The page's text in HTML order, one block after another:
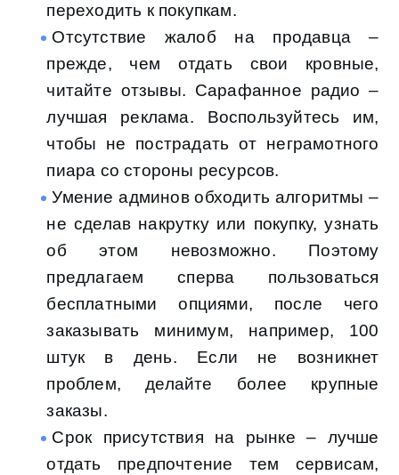
переходить к покупкам.
Отсутствие жалоб на продавца –
прежде, чем отдать свои кровные,
читайте отзывы. Сарафанное радио –
лучшая реклама. Воспользуйтесь им,
чтобы не пострадать от неграмотного
пиара со стороны ресурсов.
Умение админов обходить алгоритмы –
не сделав накрутку или покупку, узнать
об этом невозможно. Поэтому
предлагаем сперва пользоваться
бесплатными опциями, после чего
заказывать минимум, например, 100
штук в день. Если не возникнет
проблем, делайте более крупные
заказы.
Срок присутствия на рынке – лучше
отдать предпочтение тем сервисам,